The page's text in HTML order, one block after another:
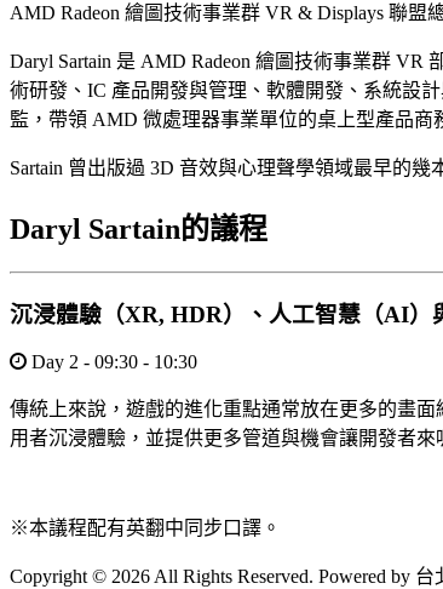
AMD Radeon 繪圖技術事業群 VR & Displays 聯盟
Daryl Sartain 是 AMD Radeon 繪圖技術事業群
術研發、IC 產品開發與管理、軟體開發、系統設
監，帶領 AMD 微處理器事業單位的桌上型產品商
Sartain 曾出版過 3D 音效與心理聲學領域最早的
Daryl Sartain的議程
沉浸體驗（XR, HDR）、人工智慧（AI
Day 2 - 09:30 - 10:30
傳統上來說，遊戲的進化重點通常放在更多的畫
用者沉浸體驗，並提供更多管道與機會讓開發者
※本議程配有英翻中同步口譯。
Copyright © 2026 All Rights Reserved. Powered by